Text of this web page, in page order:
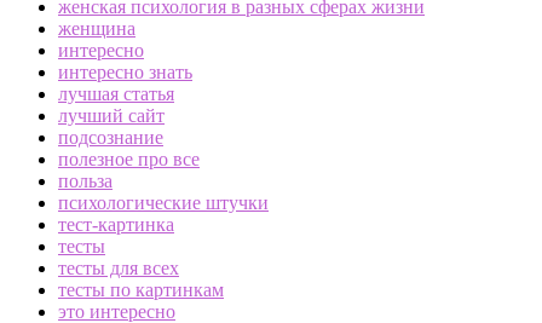
женская психология в разных сферах жизни
женщина
интересно
интересно знать
лучшая статья
лучший сайт
подсознание
полезное про все
польза
психологические штучки
тест-картинка
тесты
тесты для всех
тесты по картинкам
это интересно